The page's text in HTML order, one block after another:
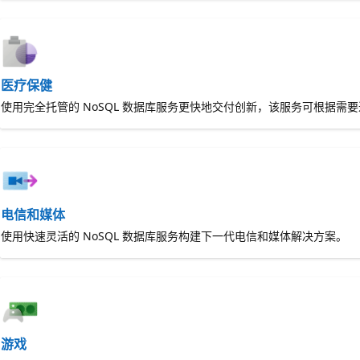
医疗保健
使用完全托管的 NoSQL 数据库服务更快地交付创新，该服务可根据需要
电信和媒体
使用快速灵活的 NoSQL 数据库服务构建下一代电信和媒体解决方案。
游戏